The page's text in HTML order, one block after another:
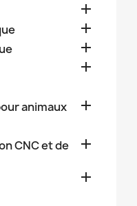




animaux

CNC et de

